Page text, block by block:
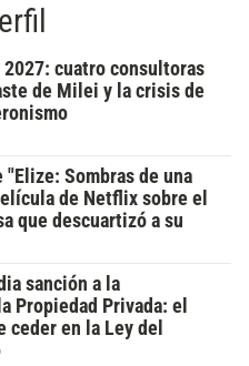
2027: cuatro consultoras
de Milei y la crisis de
Sombras de una
de Netflix sobre el
que descuartizó a su
sanción a la
Propiedad Privada: el
ceder en la Ley del